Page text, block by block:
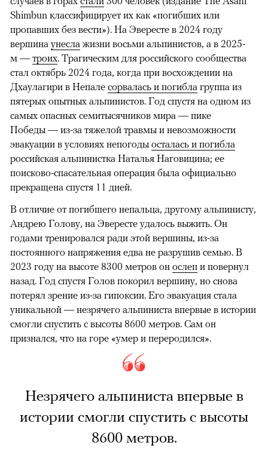
Shimbun классифицирует их как «погибших или
пропавших без вести»). На Эвересте в 2024 году
вершина унесла жизни восьми альпинистов, а в 2025-
м — троих. Трагическим для российского сообщества
стал октябрь 2024 года, когда при восхождении на
Дхаулагири в Непале сорвалась и погибла группа из
пятерых опытных альпинистов. Год спустя на одном из
самых опасных семитысячников мира — пике
Победы — из-за тяжелой травмы и невозможности
эвакуации в условиях непогоды осталась и погибла
российская альпинистка Наталья Наговицина; ее
поисково-спасательная операция была официально
прекращена спустя 11 дней.
В отличие от погибшего непальца, другому альпинисту,
Андрею Голову, на Эвересте удалось выжить. Он
годами тренировался ради этой вершины, из-за
постоянного напряжения едва не разрушив семью. В
2023 году на высоте 8300 метров он ослеп и повернул
назад. Год спустя Голов покорил вершину, но снова
потерял зрение из-за гипоксии. Его эвакуация стала
уникальной — незрячего альпиниста впервые в истории
смогли спустить с высоты 8600 метров. Сам он
признался, что на горе «умер и переродился».
Незрячего альпиниста впервые в
истории смогли спустить с высоты
8600 метров.